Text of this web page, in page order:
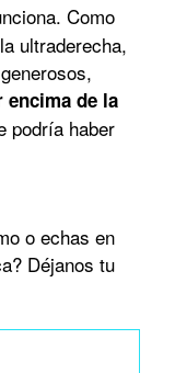
Como
ultraderecha,
encima de la
podría haber
o echas en
Déjanos tu